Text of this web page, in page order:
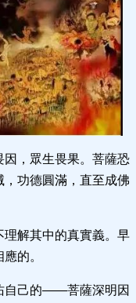
，眾生畏果。菩薩恐
功德圓滿，直至成佛
解其中的真實義。早
的。
自己的——菩薩深明因